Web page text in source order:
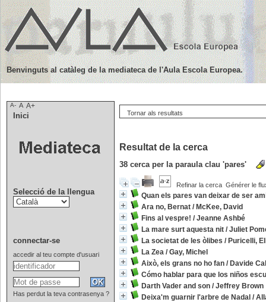
Tornar als resultats
Resultat de la cerca
38 cerca per la paraula clau 'pares'
Refinar la cerca Générer le
Quan els pares van deixar de ser
Ara no, Bernat / McKee, David
Fins al vespre! /Jeanne Ashbé
La mare surt aquesta nit /Juliet
La societat de les òlibes / Puricelli,
La Zea /Gay, Michel
Això, els grans no ho fan / Davide
Cómo hablar para que los niños
Darth Vader and son /Jeffrey Brown
Deixa'm guarnir l'arbre de Nadal /
Benvinguts al catàleg de la mediateca de l'Aula Escola Europea.
A- A A+
Inici
Selecció de la llengua
connectar-se
accedir al teu compte d'usuari
Has perdut la teva contrasenya ?